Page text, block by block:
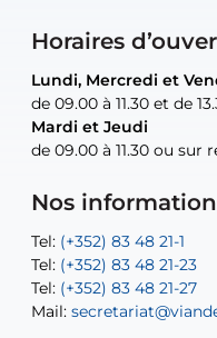
Horaires
Lundi, Mercredi et
de 09.00 à 11.30 et de
Mardi et Jeudi
de 09.00 à 11.30 ou sur
Nos
Tel: (+352) 83 48 21-1
Tel: (+352) 83 48 21-23
Tel: (+352) 83 48 21-27
Mail:
Lundi, Mercredi et
de 09.00 à 11.30 et de
Mardi et Jeudi
de 09.00 à 11.30 ou sur
Tel: (+352) 83 48 21-20
Tel: (+352) 83 48 21-22
Mail:
Mail:
uniquement sur
Mail:
uniquement sur
Tel:(+352) 83 48 21-31
uniquement sur
Tel:Permanence (Fuite